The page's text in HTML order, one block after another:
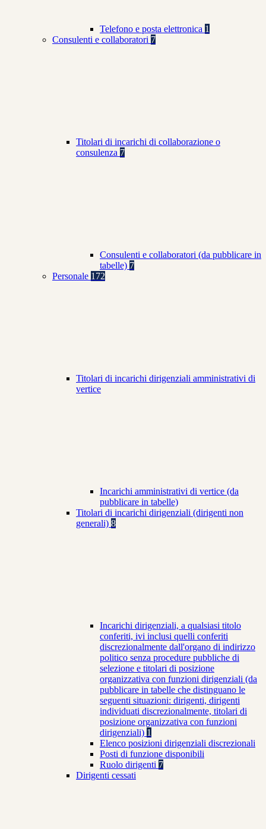
Telefono e posta elettronica 1
Consulenti e collaboratori 7
Titolari di incarichi di collaborazione o
consulenza 7
Consulenti e collaboratori (da pubblicare in
tabelle) 7
Personale 172
Titolari di incarichi dirigenziali amministrativi di
vertice
Incarichi amministrativi di vertice (da
pubblicare in tabelle)
Titolari di incarichi dirigenziali (dirigenti non
generali) 8
Incarichi dirigenziali, a qualsiasi titolo
conferiti, ivi inclusi quelli conferiti
discrezionalmente dall'organo di indirizzo
politico senza procedure pubbliche di
selezione e titolari di posizione
organizzativa con funzioni dirigenziali (da
pubblicare in tabelle che distinguano le
seguenti situazioni: dirigenti, dirigenti
individuati discrezionalmente, titolari di
posizione organizzativa con funzioni
dirigenziali) 1
Elenco posizioni dirigenziali discrezionali
Posti di funzione disponibili
Ruolo dirigenti 7
Dirigenti cessati